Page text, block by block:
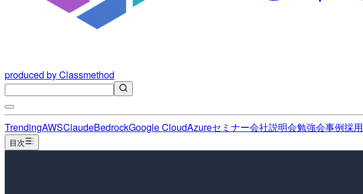
produced by Classmethod
TrendingAWSClaudeBedrockGoogle CloudAzureセミナー会社説明会勉強会事例採用
目次